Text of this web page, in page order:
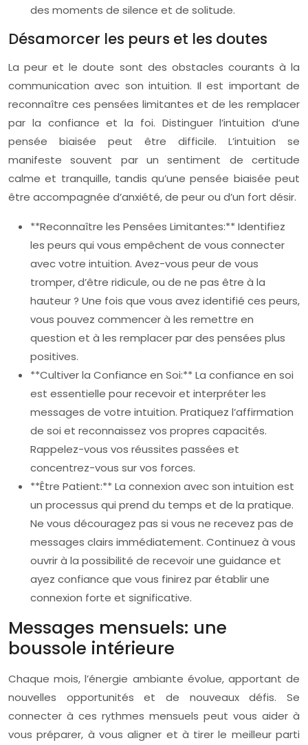
des moments de silence et de solitude.
Désamorcer les peurs et les doutes
La peur et le doute sont des obstacles courants à la
communication avec son intuition. Il est important de
reconnaître ces pensées limitantes et de les remplacer
par la confiance et la foi. Distinguer l’intuition d’une
pensée biaisée peut être difficile. L’intuition se
manifeste souvent par un sentiment de certitude
calme et tranquille, tandis qu’une pensée biaisée peut
être accompagnée d’anxiété, de peur ou d’un fort désir.
**Reconnaître les Pensées Limitantes:** Identifiez
les peurs qui vous empêchent de vous connecter
avec votre intuition. Avez-vous peur de vous
tromper, d’être ridicule, ou de ne pas être à la
hauteur ? Une fois que vous avez identifié ces peurs,
vous pouvez commencer à les remettre en
question et à les remplacer par des pensées plus
positives.
**Cultiver la Confiance en Soi:** La confiance en soi
est essentielle pour recevoir et interpréter les
messages de votre intuition. Pratiquez l’affirmation
de soi et reconnaissez vos propres capacités.
Rappelez-vous vos réussites passées et
concentrez-vous sur vos forces.
**Être Patient:** La connexion avec son intuition est
un processus qui prend du temps et de la pratique.
Ne vous découragez pas si vous ne recevez pas de
messages clairs immédiatement. Continuez à vous
ouvrir à la possibilité de recevoir une guidance et
ayez confiance que vous finirez par établir une
connexion forte et significative.
Messages mensuels: une
boussole intérieure
Chaque mois, l’énergie ambiante évolue, apportant de
nouvelles opportunités et de nouveaux défis. Se
connecter à ces rythmes mensuels peut vous aider à
vous préparer, à vous aligner et à tirer le meilleur parti